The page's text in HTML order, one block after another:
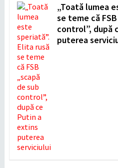
„Toată lumea
se teme că
control”, după
puterea